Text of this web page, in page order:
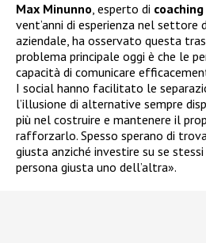
Max Minunno, esperto di
vent’anni di esperienza nel settore
aziendale, ha osservato questa
problema principale oggi è che le
capacità di comunicare
I social hanno facilitato le
l’illusione di alternative sempre
più nel costruire e mantenere il
rafforzarlo. Spesso sperano di
giusta anziché investire su se
persona giusta uno dell’altra».